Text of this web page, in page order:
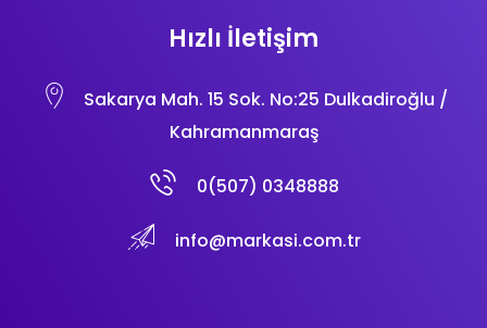
Hızlı İletişim
Sakarya Mah. 15 Sok. No:25 Dulkadiroğlu /
Kahramanmaraş
0(507) 0348888
info@markasi.com.tr